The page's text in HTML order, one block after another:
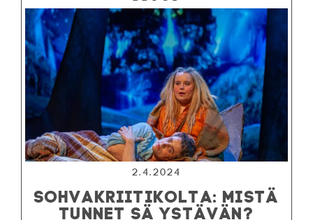
2.4.2024
SOHVAKRIITIKOLTA: MISTÄ
TUNNET SÄ YSTÄVÄN?